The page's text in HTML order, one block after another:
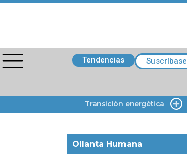
Tendencias Suscríbase
Transición energética
Ollanta Humana